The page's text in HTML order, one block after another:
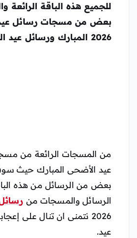
للجميع هذه الباقة الرائعة
بعض من مسجات رسائل
2026 المبارك ورسائل عيد الحج 1447.
من المسجات الرائعة من
عيد الأضحى المبارك حيث
بعض من الرسائل من هذه
الرسائل والمسجات من
2026 نتمنى ان تنال على
عيد.